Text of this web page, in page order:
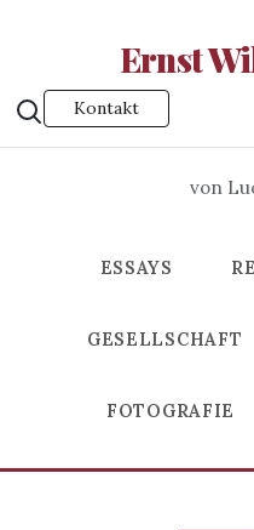
Ernst
Kontakt
von
ESSAYS
GESELLSCHAFT
FOTOGRAFIE